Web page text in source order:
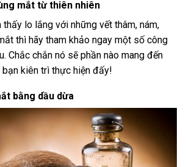
mắt từ thiên nhiên
thấy lo lắng với những vết thâm, nám,
thì hãy tham khảo ngay một số công
Chắc chắn nó sẽ phần nào mang đến
bạn kiên trì thực hiện đấy!
bằng dầu dừa